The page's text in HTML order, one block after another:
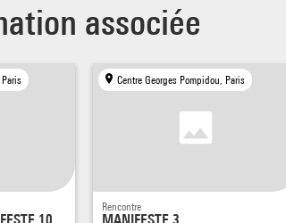
associée
Centre Georges Pompidou, Paris
Rencontre